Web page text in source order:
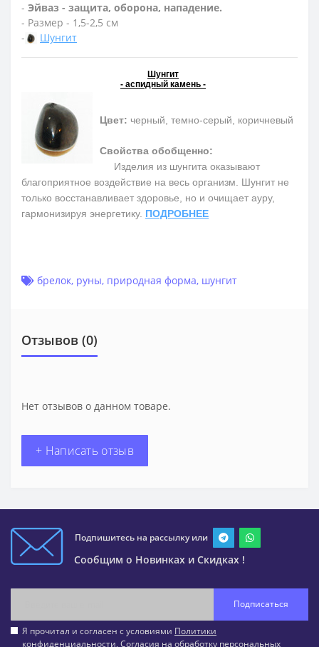
- Эйваз - защита, оборона, нападение.
- Размер - 1,5-2,5 см
-
Шунгит
Шунгит
- аспидный камень -
Цвет: черный, темно-серый, коричневый
Свойства обобщенно:
Изделия из шунгита оказывают
благоприятное воздействие на весь организм. Шунгит не
только восстанавливает здоровье, но и очищает ауру,
гармонизируя энергетику. ПОДРОБНЕЕ
брелок, руны, природная форма, шунгит
Отзывов (0)
Нет отзывов о данном товаре.
+ Написать отзыв
Подпишитесь на рассылку или
Сообщим о Новинках и Скидках !
Подписаться
Я прочитал и согласен с условиями Политики
конфиденциальности, Согласия на обработку персональных